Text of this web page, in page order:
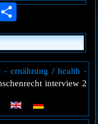
WeChat
- ernährung / health -
interview 2